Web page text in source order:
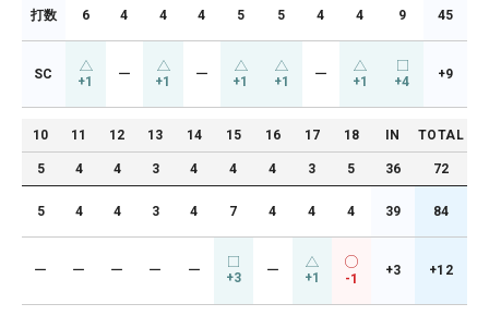
打数 6 4 4 4 5 5 4 4 9 45
SC +1 ー +1 ー +1 +1 ー +1 +4 +9
10 11 12 13 14 15 16 17 18 IN TOTAL
5 4 4 3 4 4 4 3 5 36 72
5 4 4 3 4 7 4 4 4 39 84
ー ー ー ー ー +3 ー +1 -1
+3 +12